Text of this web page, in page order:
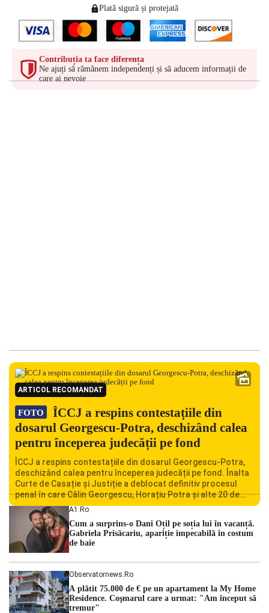
Plată sigură și protejată
Contribuția ta face diferența
Ne ajuți să rămânem independenți și să aducem informații de
care ai nevoie
ARTICOL RECOMANDAT
FOTO
ÎCCJ a respins contestațiile din
dosarul Georgescu-Potra, deschizând calea
pentru începerea judecății pe fond
ÎCCJ a respins contestațiile din dosarul Georgescu-Potra,
deschizând calea pentru începerea judecății pe fond. Înalta
Curte de Casație și Justiție a deblocat definitiv procesul
penal în care Călin Georgescu, Horațiu Potra și alte 20 de
persoane sunt acuzați de acțiuni îndreptate împotriva
ordinii constituționale. În ședința din camera preliminară,
judecătorii de la instanța supremă au […]
A1.ro
Cum a surprins-o Dani Oțil pe soția lui în vacanță.
Gabriela Prisăcariu, apariție impecabilă în costum
de baie
Observatornews.ro
A plătit 75.000 de € pe un apartament la My Home
Residence. Coşmarul care a urmat: "Am început să
tremur"